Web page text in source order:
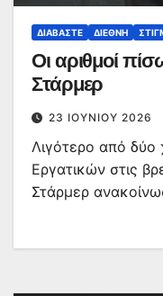
ΔΙΑΒΆΣΤΕ ΔΙΕΘΝΉ
Οι αριθμοί
Στάρμερ
23 ΙΟΥΝΊΟΥ 2026
Λιγότερο από δύο
Εργατικών στις
Στάρμερ